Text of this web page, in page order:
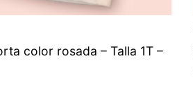
color rosada – Talla 1T –